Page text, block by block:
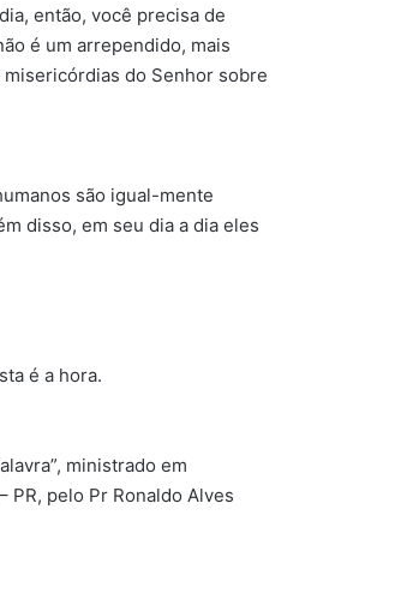
então, você precisa de
é um arrependido, mais
do Senhor sobre
são igual-mente
disso, em seu dia a dia eles
é a hora.
ministrado em
PR, pelo Pr Ronaldo Alves